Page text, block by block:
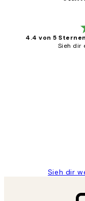
4.4 von 5 Sternen
Sieh dir
Sieh dir